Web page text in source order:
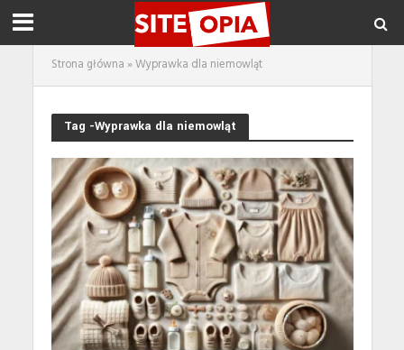
Strona główna » Wyprawka dla niemowląt
Tag -Wyprawka dla niemowląt